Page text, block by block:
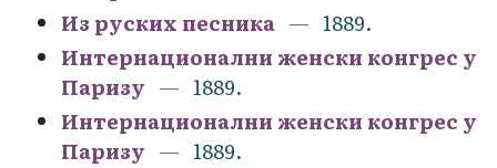
Из руских песника
1889.
Интернационални женски конгрес у
Паризу
1889.
Интернационални женски конгрес у
Паризу
1889.